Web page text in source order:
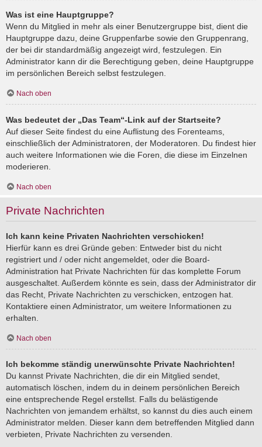
Was ist eine Hauptgruppe?
Wenn du Mitglied in mehr als einer Benutzergruppe bist, dient die
Hauptgruppe dazu, deine Gruppenfarbe sowie den Gruppenrang,
der bei dir standardmäßig angezeigt wird, festzulegen. Ein
Administrator kann dir die Berechtigung geben, deine Hauptgruppe
im persönlichen Bereich selbst festzulegen.
Nach oben
Was bedeutet der „Das Team“-Link auf der Startseite?
Auf dieser Seite findest du eine Auflistung des Forenteams,
einschließlich der Administratoren, der Moderatoren. Du findest hier
auch weitere Informationen wie die Foren, die diese im Einzelnen
moderieren.
Nach oben
Private Nachrichten
Ich kann keine Privaten Nachrichten verschicken!
Hierfür kann es drei Gründe geben: Entweder bist du nicht
registriert und / oder nicht angemeldet, oder die Board-
Administration hat Private Nachrichten für das komplette Forum
ausgeschaltet. Außerdem könnte es sein, dass der Administrator dir
das Recht, Private Nachrichten zu verschicken, entzogen hat.
Kontaktiere einen Administrator, um weitere Informationen zu
erhalten.
Nach oben
Ich bekomme ständig unerwünschte Private Nachrichten!
Du kannst Private Nachrichten, die dir ein Mitglied sendet,
automatisch löschen, indem du in deinem persönlichen Bereich
eine entsprechende Regel erstellst. Falls du belästigende
Nachrichten von jemandem erhältst, so kannst du dies auch einem
Administrator melden. Dieser kann dem betreffenden Mitglied dann
verbieten, Private Nachrichten zu versenden.